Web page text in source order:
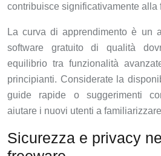
contribuisce significativamente alla
La curva di apprendimento è un
software gratuito di qualità
equilibrio tra funzionalità
principianti. Considerate la
guide rapide o suggerimenti
aiutare i nuovi utenti a
Sicurezza e privacy